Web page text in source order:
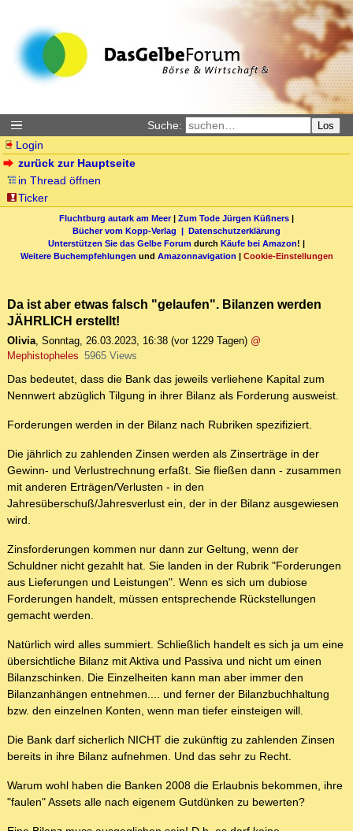
Suche: Los
Login
zurück zur Hauptseite
in Thread öffnen
Ticker
Fluchtburg autark am Meer| Zum Tode Jürgen Küßners |
Bücher vom Kopp-Verlag | Datenschutzerklärung
Unterstützen Sie das Gelbe Forum durch Käufe bei Amazon! |
Weitere Buchempfehlungen und Amazonnavigation | Cookie-Einstellungen
Da ist aber etwas falsch "gelaufen". Bilanzen werden
JÄHRLICH erstellt!
Olivia, Sonntag, 26.03.2023, 16:38 (vor 1229 Tagen) @
Mephistopheles 5965 Views
Das bedeutet, dass die Bank das jeweils verliehene Kapital zum
Nennwert abzüglich Tilgung in ihrer Bilanz als Forderung ausweist.
Forderungen werden in der Bilanz nach Rubriken spezifiziert.
Die jährlich zu zahlenden Zinsen werden als Zinserträge in der
Gewinn- und Verlustrechnung erfaßt. Sie fließen dann - zusammen
mit anderen Erträgen/Verlusten - in den
Jahresüberschuß/Jahresverlust ein, der in der Bilanz ausgewiesen
wird.
Zinsforderungen kommen nur dann zur Geltung, wenn der
Schuldner nicht gezahlt hat. Sie landen in der Rubrik "Forderungen
aus Lieferungen und Leistungen". Wenn es sich um dubiose
Forderungen handelt, müssen entsprechende Rückstellungen
gemacht werden.
Natürlich wird alles summiert. Schließlich handelt es sich ja um eine
übersichtliche Bilanz mit Aktiva und Passiva und nicht um einen
Bilanzschinken. Die Einzelheiten kann man aber immer den
Bilanzanhängen entnehmen.... und ferner der Bilanzbuchhaltung
bzw. den einzelnen Konten, wenn man tiefer einsteigen will.
Die Bank darf sicherlich NICHT die zukünftig zu zahlenden Zinsen
bereits in ihre Bilanz aufnehmen. Und das sehr zu Recht.
Warum wohl haben die Banken 2008 die Erlaubnis bekommen, ihre
"faulen" Assets alle nach eigenem Gutdünken zu bewerten?